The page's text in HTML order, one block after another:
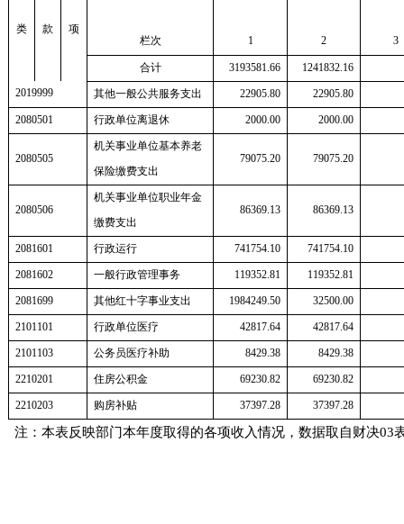
类 款
项
栏次
1 2 3
合计 3193581.66
1241832.16
2019999
其他一般公共服务支出 22905.80 22905.80
2080501 行政单位离退休 2000.00 2000.00
2080505
机关事业单位基本养老
保险缴费支出
79075.20 79075.20
2080506
机关事业单位职业年金
缴费支出
86369.13 86369.13
2081601 行政运行 741754.10 741754.10
2081602 一般行政管理事务 119352.81 119352.81
2081699 其他红十字事业支出 1984249.50 32500.00
2101101 行政单位医疗 42817.64 42817.64
2101103 公务员医疗补助 8429.38 8429.38
2210201 住房公积金 69230.82 69230.82
2210203 购房补贴 37397.28 37397.28
注：本表反映部门本年度取得的各项收入情况，数据取自财决03